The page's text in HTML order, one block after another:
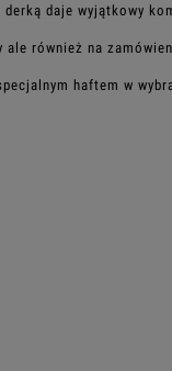
derką daje wyjątkowy
ale również na
haftem w